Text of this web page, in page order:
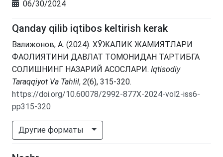
06/30/2024
Qanday qilib iqtibos keltirish kerak
Валижонов, А. (2024). ХЎЖАЛИК ЖАМИЯТЛАРИ
ФАОЛИЯТИНИ ДАВЛАТ ТОМОНИДАН ТАРТИБГА
СОЛИШНИНГ НАЗАРИЙ АСОСЛАРИ. Iqtisodiy
Taraqqiyot Va Tahlil, 2(6), 315-320.
https://doi.org/10.60078/2992-877X-2024-vol2-iss6-
pp315-320
Другие форматы